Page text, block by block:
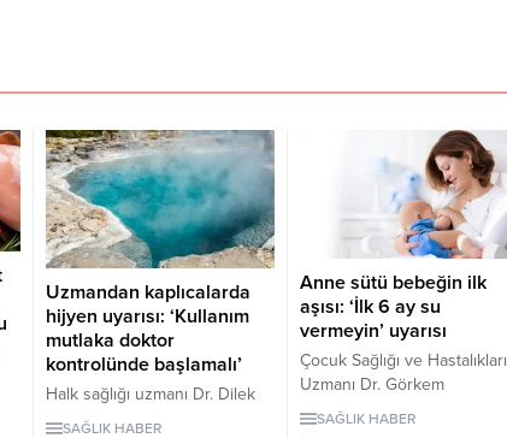
Uzmandan kaplıcalarda
hijyen uyarısı: ‘Kullanım
mutlaka doktor
kontrolünde başlamalı’
Halk sağlığı uzmanı Dr. Dilek
Aslan, kaplıcaların kas ve
SAĞLIK HABER
Anne sütü bebeğin ilk
aşısı: ‘İlk 6 ay su
vermeyin’ uyarısı
Çocuk Sağlığı ve Hastalıkları
Uzmanı Dr. Görkem
Küçükgüldal, anne sütünün
SAĞLIK HABER